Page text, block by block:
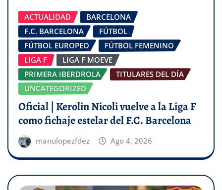
ACTUALIDAD
BARCELONA
F.C. BARCELONA
FÚTBOL
FÚTBOL EUROPEO
FÚTBOL FEMENINO
LIGA F
LIGA F MOEVE
PRIMERA IBERDROLA
TITULARES DEL DÍA
UNCATEGORIZED
Oficial | Kerolin Nicoli vuelve a la Liga F
como fichaje estelar del F.C. Barcelona
manulopezfdez Ago 4, 2026